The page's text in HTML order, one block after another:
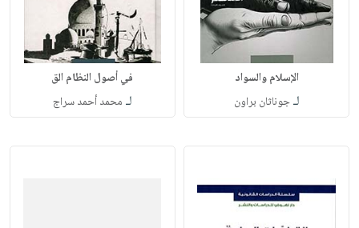
الإسلام والسواد
لـجوناثان براون
في أصول النظام الق
لـ محمد أحمد سراج